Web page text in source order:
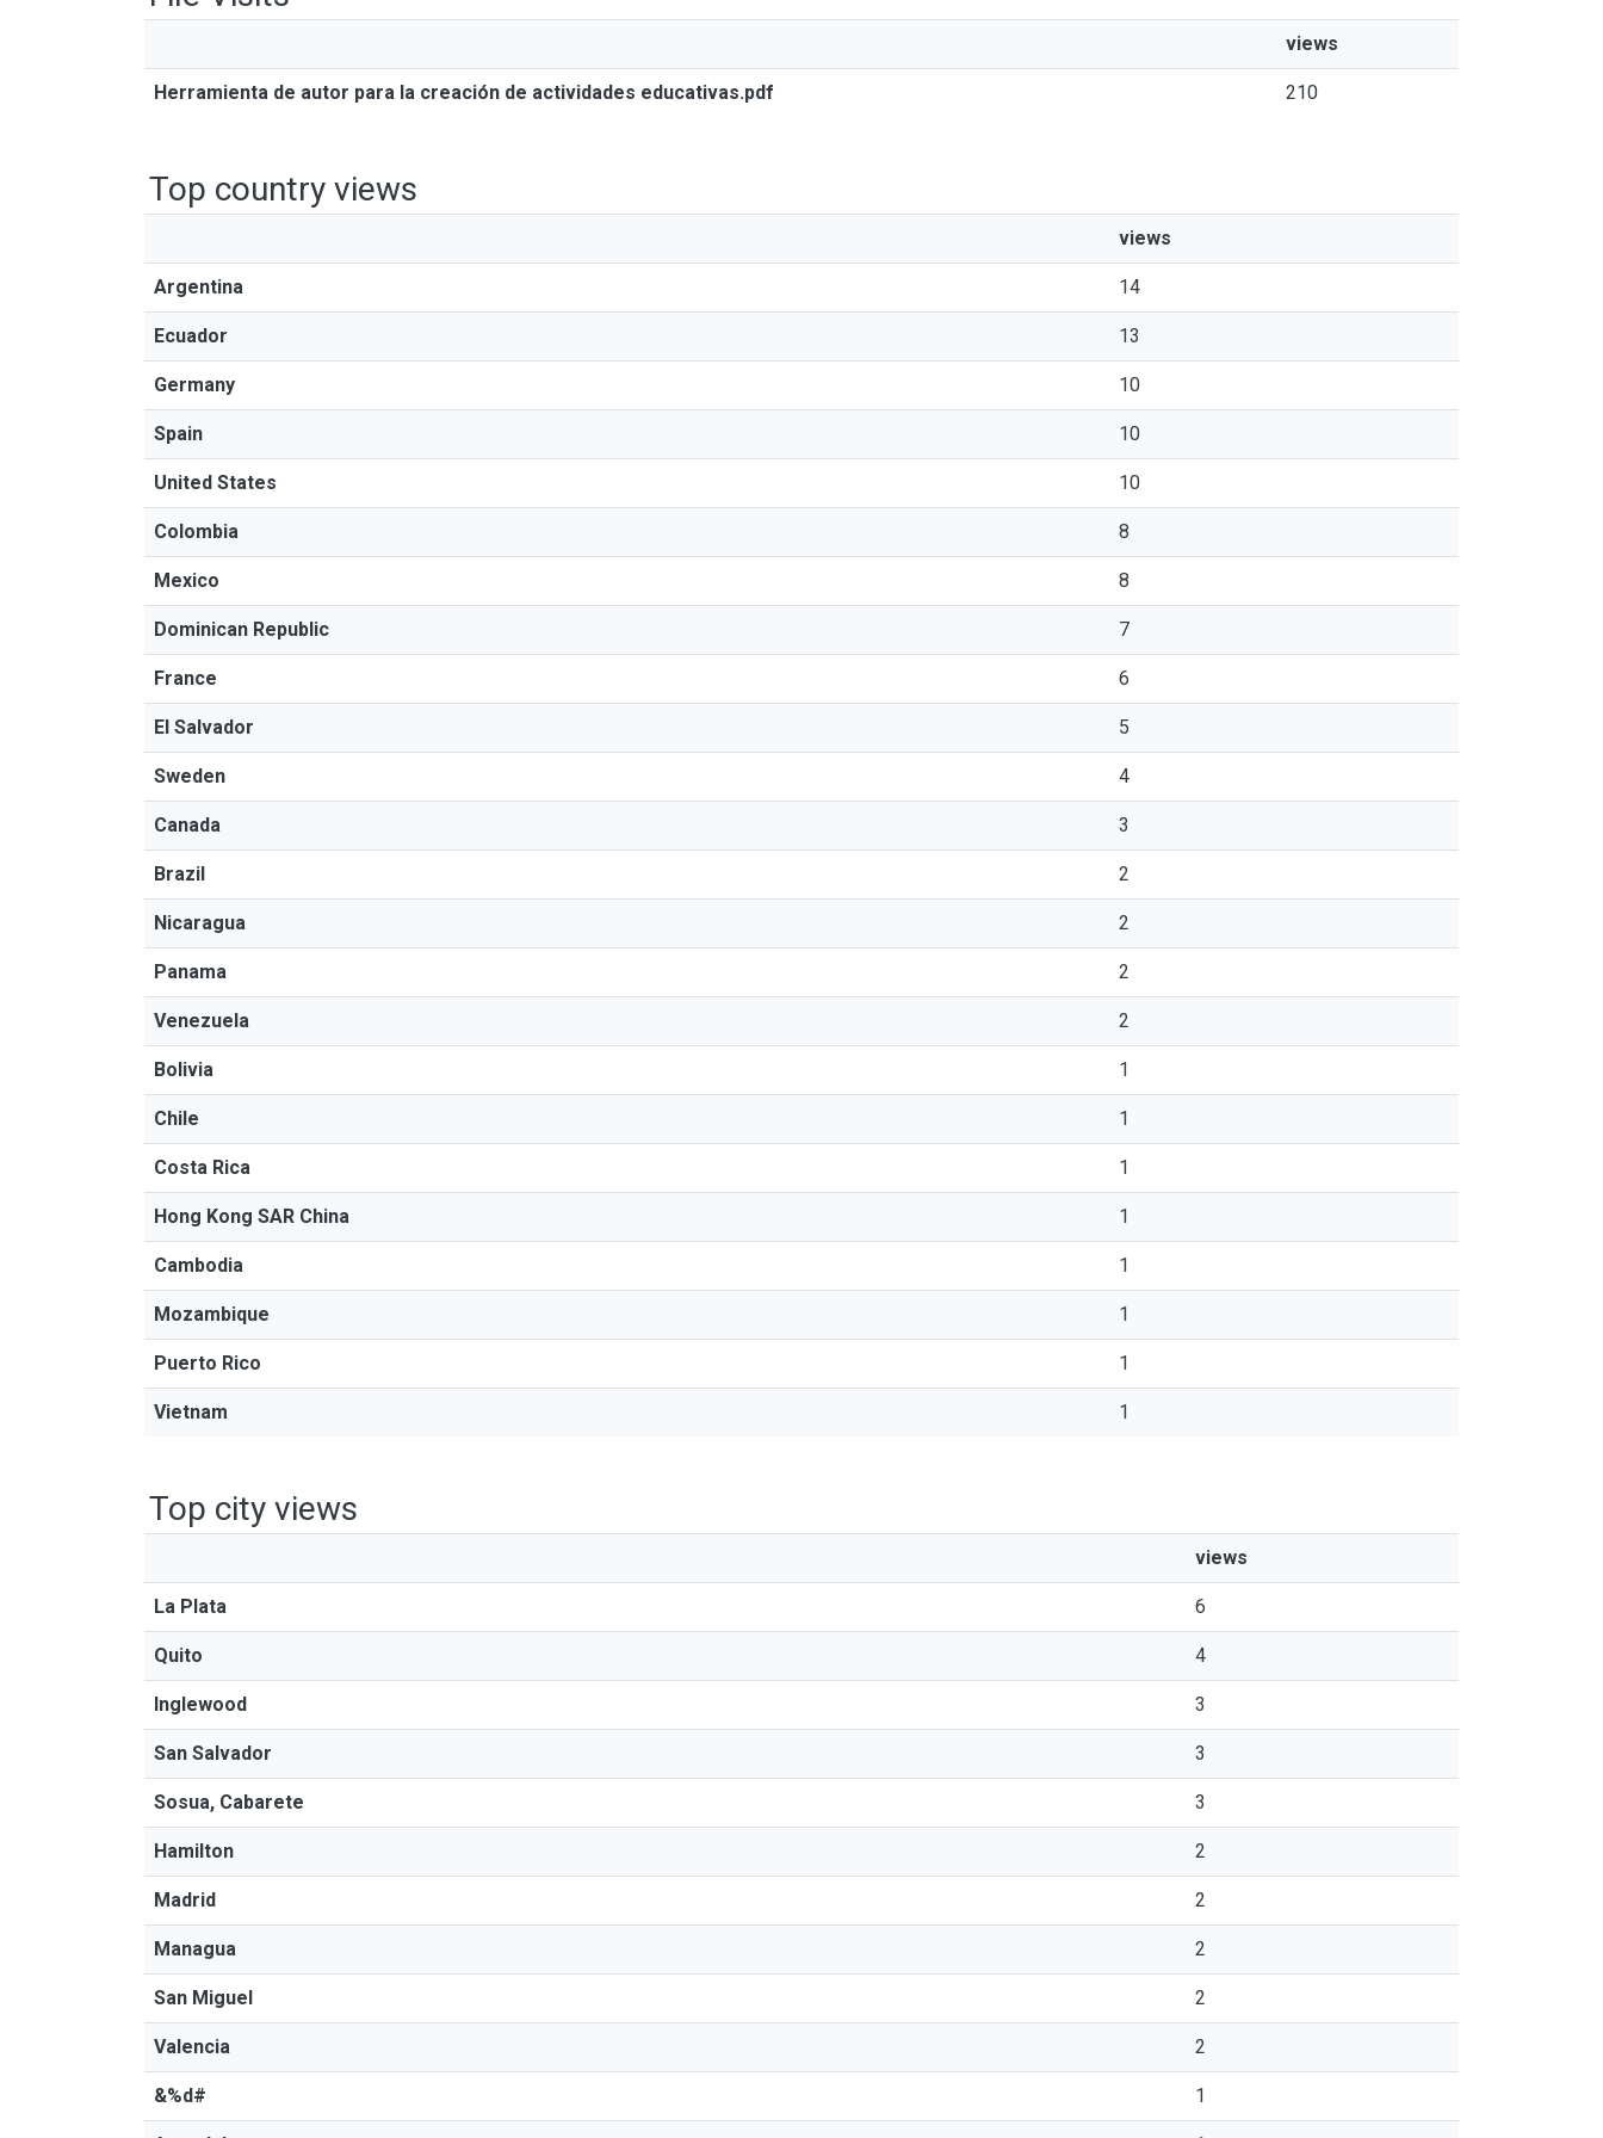
views
Herramienta de autor para la creación de actividades educativas.pdf 210
Top country views
views
Argentina 14
Ecuador 13
Germany 10
Spain 10
United States 10
Colombia 8
Mexico 8
Dominican Republic 7
France 6
El Salvador 5
Sweden 4
Canada 3
Brazil 2
Nicaragua 2
Panama 2
Venezuela 2
Bolivia 1
Chile 1
Costa Rica 1
Hong Kong SAR China 1
Cambodia 1
Mozambique 1
Puerto Rico 1
Vietnam 1
Top city views
views
La Plata 6
Quito 4
Inglewood 3
San Salvador 3
Sosua, Cabarete 3
Hamilton 2
Madrid 2
Managua 2
San Miguel 2
Valencia 2
&%d# 1